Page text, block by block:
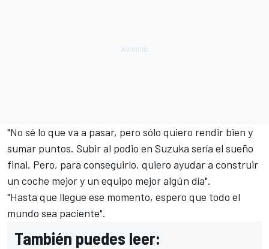
"No sé lo que va a pasar, pero sólo quiero rendir bien y
sumar puntos. Subir al podio en Suzuka sería el sueño
final. Pero, para conseguirlo, quiero ayudar a construir
un coche mejor y un equipo mejor algún día".
"Hasta que llegue ese momento, espero que todo el
mundo sea paciente".
También puedes leer: